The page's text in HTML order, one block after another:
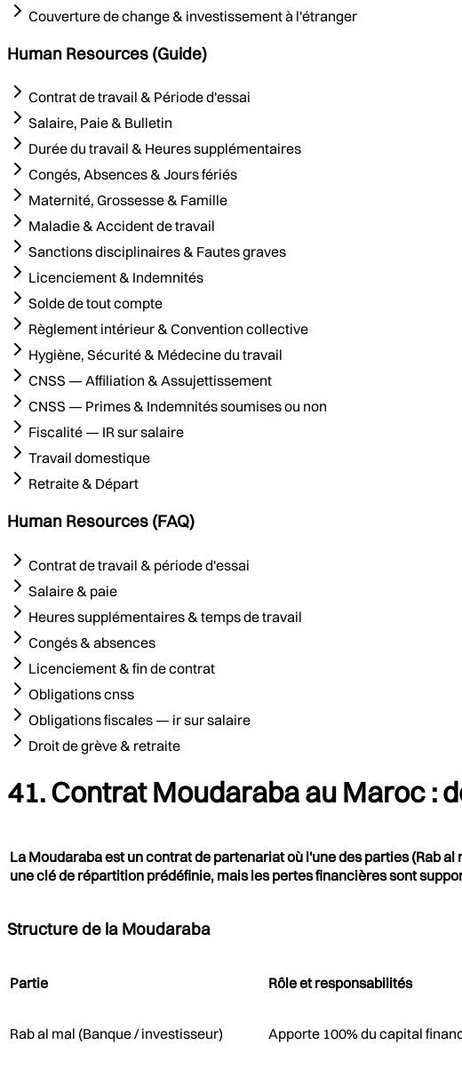
Couverture de change & investissement à l'étranger
Human Resources (Guide)
Contrat de travail & Période d'essai
Salaire, Paie & Bulletin
Durée du travail & Heures supplémentaires
Congés, Absences & Jours fériés
Maternité, Grossesse & Famille
Maladie & Accident de travail
Sanctions disciplinaires & Fautes graves
Licenciement & Indemnités
Solde de tout compte
Règlement intérieur & Convention collective
Hygiène, Sécurité & Médecine du travail
CNSS — Affiliation & Assujettissement
CNSS — Primes & Indemnités soumises ou non
Fiscalité — IR sur salaire
Travail domestique
Retraite & Départ
Human Resources (FAQ)
Contrat de travail & période d'essai
Salaire & paie
Heures supplémentaires & temps de travail
Congés & absences
Licenciement & fin de contrat
Obligations cnss
Obligations fiscales — ir sur salaire
Droit de grève & retraite
41. Contrat Moudaraba au Maroc :
La Moudaraba est un contrat de partenariat où l'une des parties (Rab
une clé de répartition prédéfinie, mais les pertes financières sont
Structure de la Moudaraba
Partie Rôle et responsabilités
Rab al mal (Banque / investisseur) Apporte 100% du capital